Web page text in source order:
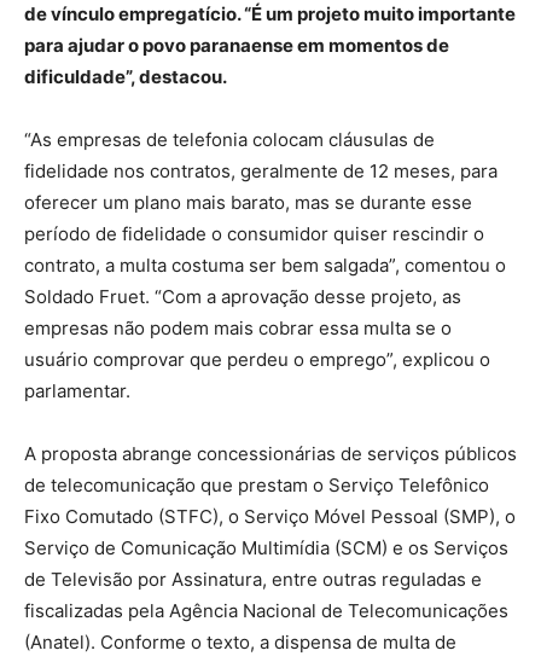
de vínculo empregatício. “É um projeto muito importante
para ajudar o povo paranaense em momentos de
dificuldade”, destacou.
“As empresas de telefonia colocam cláusulas de
fidelidade nos contratos, geralmente de 12 meses, para
oferecer um plano mais barato, mas se durante esse
período de fidelidade o consumidor quiser rescindir o
contrato, a multa costuma ser bem salgada”, comentou o
Soldado Fruet. “Com a aprovação desse projeto, as
empresas não podem mais cobrar essa multa se o
usuário comprovar que perdeu o emprego”, explicou o
parlamentar.
A proposta abrange concessionárias de serviços públicos
de telecomunicação que prestam o Serviço Telefônico
Fixo Comutado (STFC), o Serviço Móvel Pessoal (SMP), o
Serviço de Comunicação Multimídia (SCM) e os Serviços
de Televisão por Assinatura, entre outras reguladas e
fiscalizadas pela Agência Nacional de Telecomunicações
(Anatel). Conforme o texto, a dispensa de multa de